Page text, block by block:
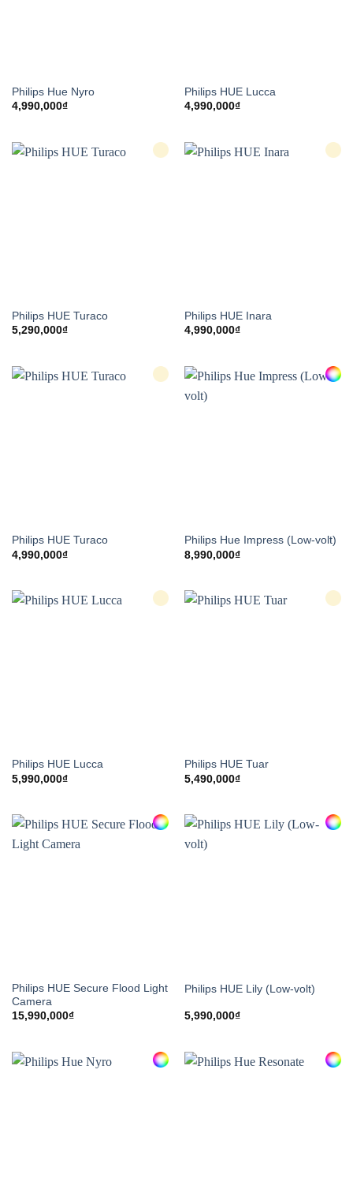
Philips Hue Nyro
4,990,000₫
Philips HUE Lucca
4,990,000₫
Philips HUE Turaco
5,290,000₫
Philips HUE Inara
4,990,000₫
Philips HUE Turaco
4,990,000₫
Philips Hue Impress (Low-volt)
8,990,000₫
Philips HUE Lucca
5,990,000₫
Philips HUE Tuar
5,490,000₫
Philips HUE Secure Flood Light
Camera
15,990,000₫
Philips HUE Lily (Low-volt)
5,990,000₫